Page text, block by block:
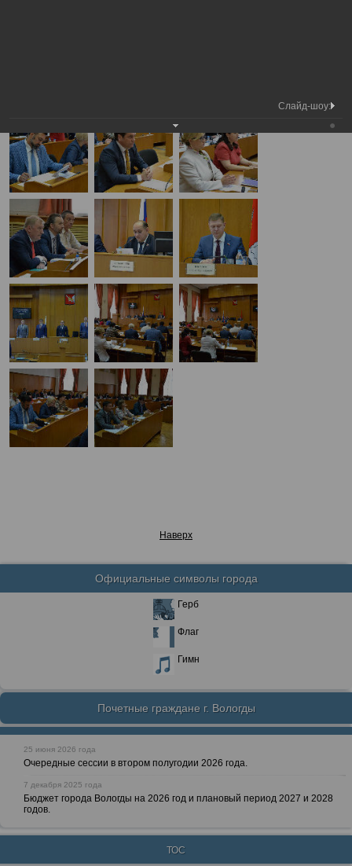
Наверх
Официальные символы города
Герб
Флаг
Гимн
Почетные граждане г. Вологды
25 июня 2026 года
Очередные сессии в втором полугодии 2026 года.
7 декабря 2025 года
Бюджет города Вологды на 2026 год и плановый период 2027 и 2028
годов.
ТОС
Слайд-шоу: